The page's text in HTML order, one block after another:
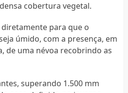
cobertura vegetal.
para que o
úmido, com a presença, em
de uma névoa recobrindo as
superando 1.500 mm